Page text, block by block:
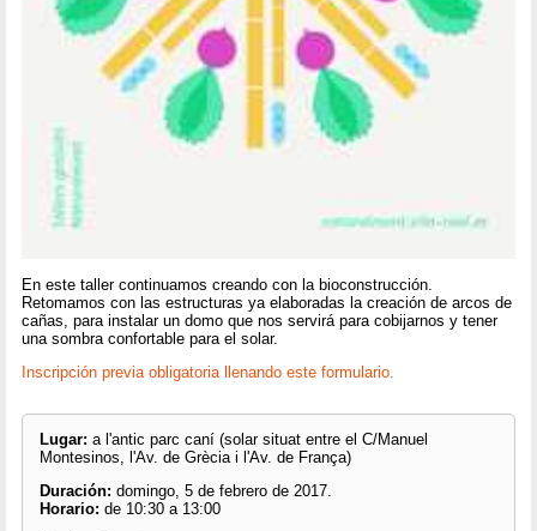
En este taller continuamos creando con la bioconstrucción.
Retomamos con las estructuras ya elaboradas la creación de arcos de
cañas, para instalar un domo que nos servirá para cobijarnos y tener
una sombra confortable para el solar.
Inscripción previa obligatoria llenando este formulario.
Lugar: a l'antic parc caní (solar situat entre el C/Manuel
Montesinos, l'Av. de Grècia i l'Av. de França)
Duración: domingo, 5 de febrero de 2017.
Horario: de 10:30 a 13:00